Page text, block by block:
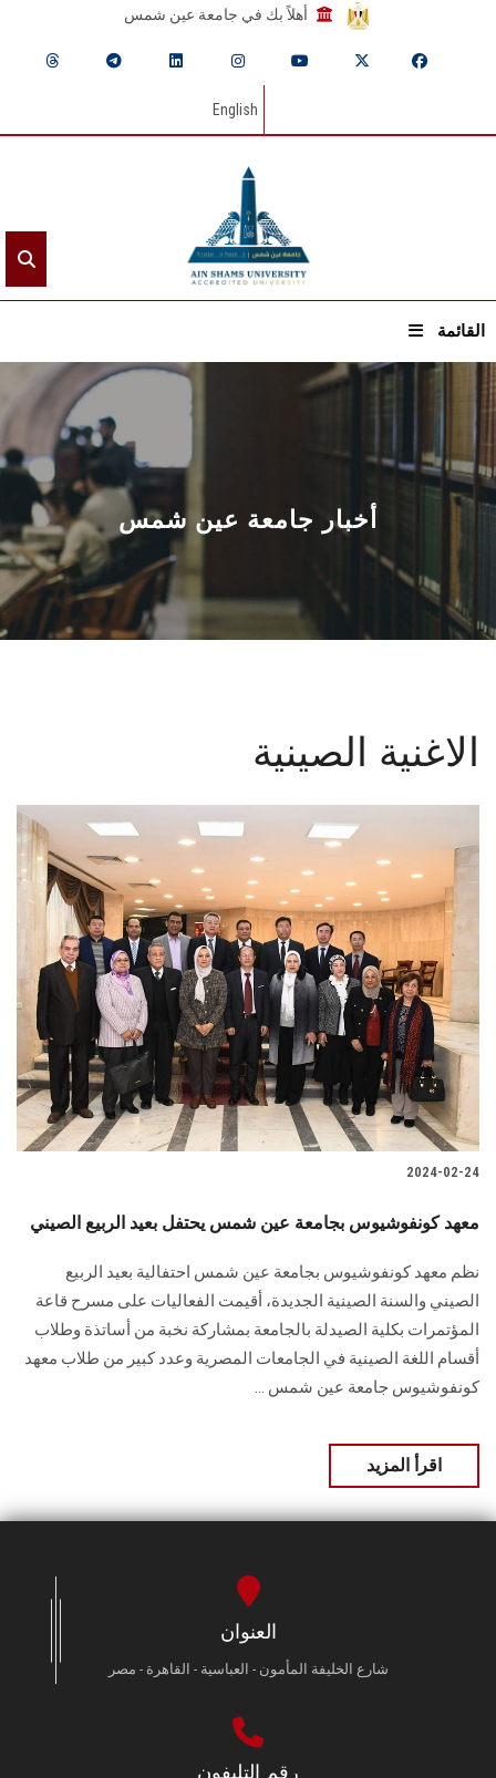
أهلاً بك في جامعة عين شمس
English
القائمة
الرئيسيـة
عن الجامعة
القطاعـات
الشئون الأكاديمية
البحث العلمي
الأنظمة الذكية
الإعلام
تواصل معنا
الطلاب
هيئة التدريس
الدراسات العليا
الزائـرون
سجل الان
أخبار جامعة عين شمس
الاغنية الصينية
2024-02-24
معهد كونفوشيوس بجامعة عين شمس يحتفل بعيد الربيع الصيني
نظم معهد كونفوشيوس بجامعة عين شمس احتفالية بعيد الربيع
الصيني والسنة الصينية الجديدة، أقيمت الفعاليات على مسرح قاعة
المؤتمرات بكلية الصيدلة بالجامعة بمشاركة نخبة من أساتذة وطلاب
أقسام اللغة الصينية في الجامعات المصرية وعدد كبير من طلاب معهد
كونفوشيوس جامعة عين شمس ...
اقرأ المزيد
العنوان
شارع الخليفة المأمون - العباسية - القاهرة - مصر
رقم التليفون